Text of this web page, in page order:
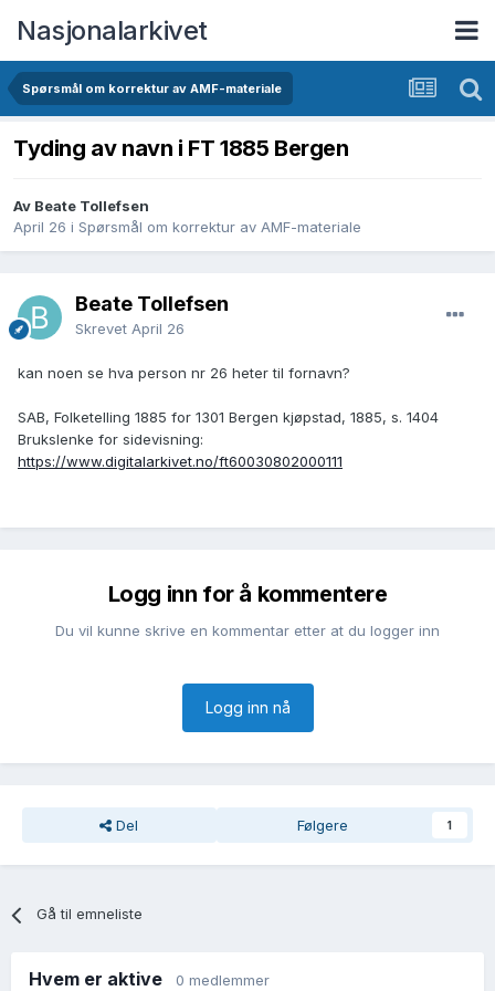
Nasjonalarkivet
Spørsmål om korrektur av AMF-materiale
Tyding av navn i FT 1885 Bergen
Av Beate Tollefsen
April 26 i Spørsmål om korrektur av AMF-materiale
Beate Tollefsen
Skrevet April 26
kan noen se hva person nr 26 heter til fornavn?
SAB, Folketelling 1885 for 1301 Bergen kjøpstad, 1885, s. 1404
Brukslenke for sidevisning:
https://www.digitalarkivet.no/ft60030802000111
Logg inn for å kommentere
Du vil kunne skrive en kommentar etter at du logger inn
Logg inn nå
Del Følgere 1
Gå til emneliste
Hvem er aktive 0 medlemmer